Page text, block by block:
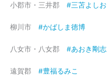
小郡市・三井郡 #三苫よしお
柳川市 #かばしま徳博
八女市・八女郡 #あおき剛志
遠賀郡 #豊福るみこ